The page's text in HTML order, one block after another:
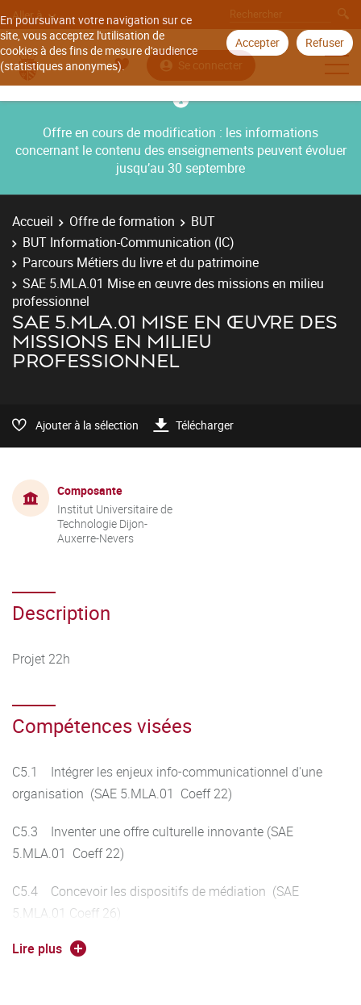
En poursuivant votre navigation sur ce
site, vous acceptez l'utilisation de
cookies à des fins de mesure d'audience
(statistiques anonymes).
Accepter Refuser
Aller à
Se connecter
Offre en cours de modification : les informations
concernant le contenu des enseignements peuvent évoluer
jusqu’au 30 septembre
Accueil Offre de formation
BUT
BUT Information-Communication (IC)
Parcours Métiers du livre et du patrimoine
SAE 5.MLA.01 Mise en œuvre des missions en milieu
professionnel
SAE 5.MLA.01 MISE EN ŒUVRE DES
MISSIONS EN MILIEU
PROFESSIONNEL
Ajouter à la sélection Télécharger
Composante
Institut Universitaire de
Technologie Dijon-
Auxerre-Nevers
Description
Projet 22h
Compétences visées
C5.1 Intégrer les enjeux info-communicationnel d'une
organisation (SAE 5.MLA.01 Coeff 22)
C5.3 Inventer une offre culturelle innovante (SAE
5.MLA.01 Coeff 22)
C5.4 Concevoir les dispositifs de médiation (SAE
5.MLA.01 Coeff 26)
C5.5 Manager des ressources et des équipes en fonction
Lire plus